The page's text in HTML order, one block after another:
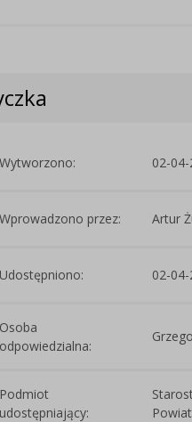
Wytworzono: 02-
Wprowadzono przez: Artur
Udostępniono: 02-
Osoba
odpowiedzialna:
Podmiot
udostępniający: